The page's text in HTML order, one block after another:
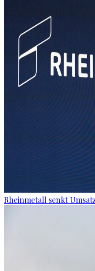
Rheinmetall senkt